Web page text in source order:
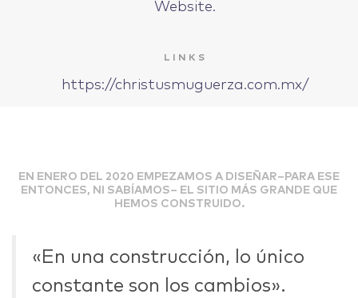
Website.
LINKS
https://christusmuguerza.com.mx/
EN ENERO DEL 2020 EMPEZAMOS A DISEÑAR–PARA ESE
ENTONCES, NI SABÍAMOS– EL SITIO MÁS GRANDE QUE
HEMOS CONSTRUIDO.
«En una construcción, lo único
constante son los cambios».